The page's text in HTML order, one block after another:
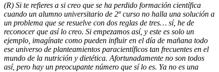
(R) Si te refieres a si creo que se ha perdido formación científica
cuando un alumno universitario de 2º curso no halla una solución a
un problema que se resuelve con dos reglas de tres… sí, he de
reconocer que así lo creo. Si empezamos así, y este es solo un
ejemplo, imagínate como pueden influir en el día de mañana todo
ese universo de planteamientos paracientíficos tan frecuentes en el
mundo de la nutrición y dietética. Afortunadamente no son todos
así, pero hay un preocupante número que sí lo es. Ya no es una